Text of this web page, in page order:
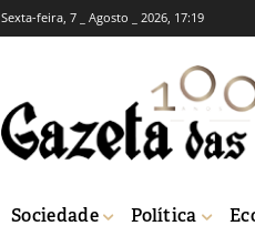
Sexta-feira, 7 _ Agosto _ 2026, 17:19
Sociedade Política
Ciclismo:
Redação 25 de Abril, 2024